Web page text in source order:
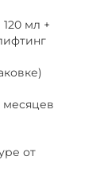
мл +
месяцев
от